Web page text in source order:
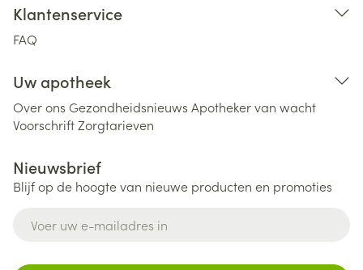
Klantenservice
FAQ
Uw apotheek
Over ons Gezondheidsnieuws Apotheker van wacht
VoorschriftZorgtarieven
Nieuwsbrief
Blijf op de hoogte van nieuwe producten en promoties